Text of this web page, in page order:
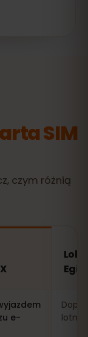
SIM
czym różnią
e-